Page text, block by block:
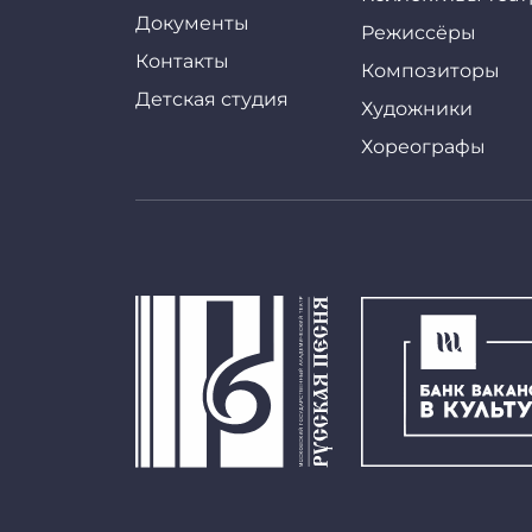
Документы
Контакты
Детская студия
Режиссёры
Композиторы
Художники
Хореографы